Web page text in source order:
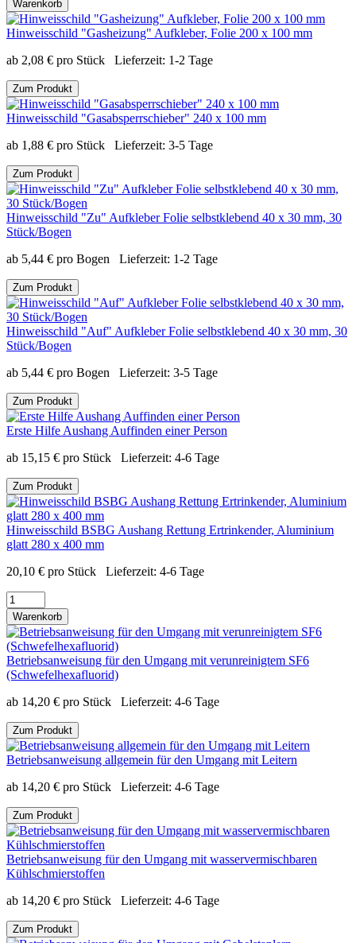
Warenkorb
Hinweisschild "Gasheizung" Aufkleber, Folie 200 x 100 mm
ab 2,08 € pro Stück Lieferzeit: 1-2 Tage
Zum Produkt
Hinweisschild "Gasabsperrschieber" 240 x 100 mm
ab 1,88 € pro Stück Lieferzeit: 3-5 Tage
Zum Produkt
Hinweisschild "Zu" Aufkleber Folie selbstklebend 40 x 30 mm, 30
Stück/Bogen
ab 5,44 € pro Bogen Lieferzeit: 1-2 Tage
Zum Produkt
Hinweisschild "Auf" Aufkleber Folie selbstklebend 40 x 30 mm, 30
Stück/Bogen
ab 5,44 € pro Bogen Lieferzeit: 3-5 Tage
Zum Produkt
Erste Hilfe Aushang Auffinden einer Person
ab 15,15 € pro Stück Lieferzeit: 4-6 Tage
Zum Produkt
Hinweisschild BSBG Aushang Rettung Ertrinkender, Aluminium
glatt 280 x 400 mm
20,10 € pro Stück Lieferzeit: 4-6 Tage
Warenkorb
Betriebsanweisung für den Umgang mit verunreinigtem SF6
(Schwefelhexafluorid)
ab 14,20 € pro Stück Lieferzeit: 4-6 Tage
Zum Produkt
Betriebsanweisung allgemein für den Umgang mit Leitern
ab 14,20 € pro Stück Lieferzeit: 4-6 Tage
Zum Produkt
Betriebsanweisung für den Umgang mit wasservermischbaren
Kühlschmierstoffen
ab 14,20 € pro Stück Lieferzeit: 4-6 Tage
Zum Produkt